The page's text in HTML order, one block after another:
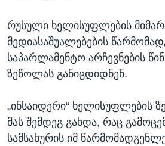
რუსული ხელისუფლების
მედიასაშუალებების
საპარლამენტო არჩევნების
ზეწოლას განიცდიდნენ.
„ინსაიდერი“ ხელისუფლების
მას შემდეგ გახდა, რაც
სამსახურის იმ